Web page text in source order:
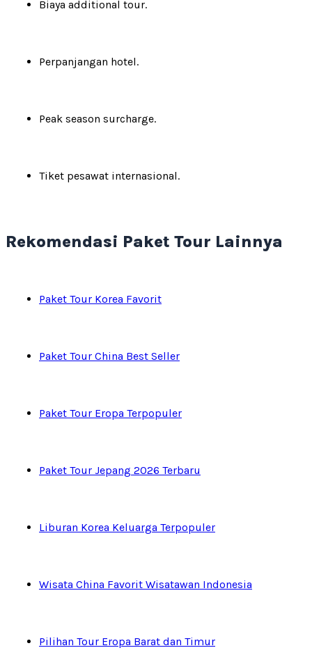
Biaya additional tour.
Perpanjangan hotel.
Peak season surcharge.
Tiket pesawat internasional.
Rekomendasi Paket Tour Lainnya
Paket Tour Korea Favorit
Paket Tour China Best Seller
Paket Tour Eropa Terpopuler
Paket Tour Jepang 2026 Terbaru
Liburan Korea Keluarga Terpopuler
Wisata China Favorit Wisatawan Indonesia
Pilihan Tour Eropa Barat dan Timur